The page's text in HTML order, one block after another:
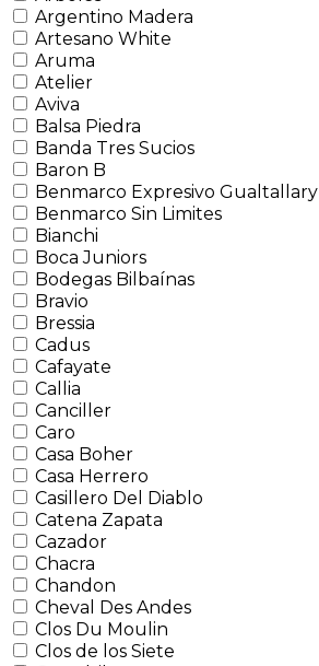
Argentino Madera
Artesano White
Aruma
Atelier
Aviva
Balsa Piedra
Banda Tres Sucios
Baron B
Benmarco Expresivo Gualtallary
Benmarco Sin Limites
Bianchi
Boca Juniors
Bodegas Bilbaínas
Bravio
Bressia
Cadus
Cafayate
Callia
Canciller
Caro
Casa Boher
Casa Herrero
Casillero Del Diablo
Catena Zapata
Cazador
Chacra
Chandon
Cheval Des Andes
Clos Du Moulin
Clos de los Siete